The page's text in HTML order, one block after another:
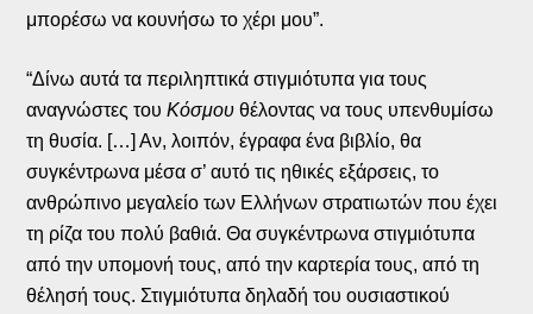
μπορέσω να κουνήσω το χέρι μου”.
“Δίνω αυτά τα περιληπτικά στιγμιότυπα για τους
αναγνώστες τουΚόσμου θέλοντας να τους υπενθυμίσω
τη θυσία. […] Αν, λοιπόν, έγραφα ένα βιβλίο, θα
συγκέντρωνα μέσα σ’ αυτό τις ηθικές εξάρσεις, το
ανθρώπινο μεγαλείο των Ελλήνων στρατιωτών που έχει
τη ρίζα του πολύ βαθιά. Θα συγκέντρωνα στιγμιότυπα
από την υπομονή τους, από την καρτερία τους, από τη
θέλησή τους. Στιγμιότυπα δηλαδή του ουσιαστικού